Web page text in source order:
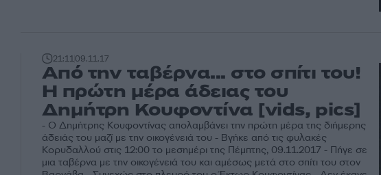
21:1109.11.17
Από την ταβέρνα... στο σπίτι του!
Η πρώτη μέρα άδειας του
Δημήτρη Κουφοντίνα [vids, pics]
- O Δημήτρης Κουφοντίνας απολαμβάνει την πρώτη μέρα της διήμερης
άδειάς του μαζί με την οικογένειά του - Βγήκε από τις φυλακές
Κορυδαλλού στις 12:00 το μεσημέρι της Πέμπτης, 09.11.2017 - Πήγε σε
μια ταβέρνα με την οικογένειά του και αμέσως μετά στο σπίτι του στον